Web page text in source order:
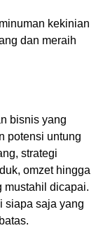
kekinian
dan meraih
bisnis yang
potensi untung
strategi
omzet hingga
mustahil dicapai.
siapa saja yang